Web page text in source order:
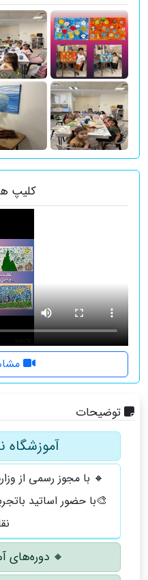
کلیپ
توضیحات
آموزشگاه
🔸 با مجوز رسمی از
🎨با حضور اساتید
🔸 دوره‌های